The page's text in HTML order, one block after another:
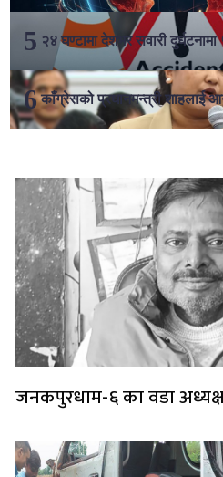
२४ घण्टामा देशभर सवारी
काँग्रेसको प्रधानमन्त्री शाहलाई
जनकपुरधाम-६ का वडा